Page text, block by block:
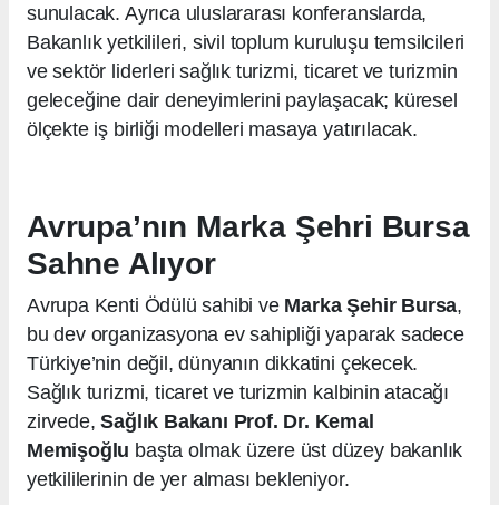
sunulacak. Ayrıca uluslararası konferanslarda,
Bakanlık yetkilileri, sivil toplum kuruluşu temsilcileri
ve sektör liderleri sağlık turizmi, ticaret ve turizmin
geleceğine dair deneyimlerini paylaşacak; küresel
ölçekte iş birliği modelleri masaya yatırılacak.
Avrupa’nın Marka Şehri Bursa
Sahne Alıyor
Avrupa Kenti Ödülü sahibi ve Marka Şehir Bursa,
bu dev organizasyona ev sahipliği yaparak sadece
Türkiye’nin değil, dünyanın dikkatini çekecek.
Sağlık turizmi, ticaret ve turizmin kalbinin atacağı
zirvede,Sağlık Bakanı Prof. Dr. Kemal
Memişoğlu başta olmak üzere üst düzey bakanlık
yetkililerinin de yer alması bekleniyor.